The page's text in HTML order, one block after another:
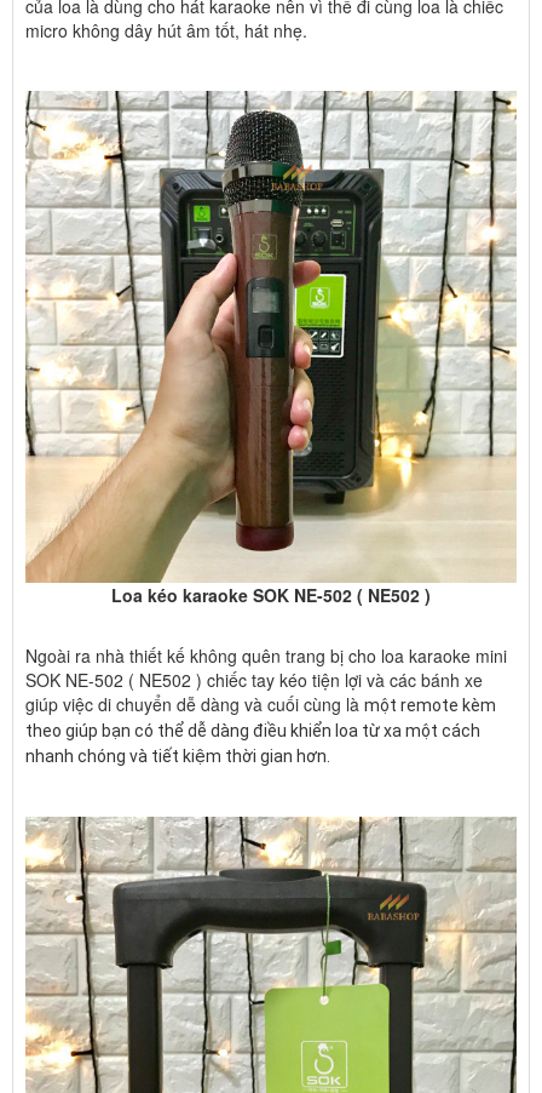
của loa là dùng cho hát karaoke nên vì thế đi cùng loa là chiếc
micro không dây hút âm tốt, hát nhẹ.
Loa kéo karaoke SOK NE-502 ( NE502 )
Ngoài ra nhà thiết kế không quên trang bị cho loa karaoke mini
SOK NE-502 ( NE502 ) chiếc tay kéo tiện lợi và các bánh xe
giúp việc di chuyển dễ dàng và cuối cùng là một remote kèm
theo giúp bạn có thể dễ dàng điều khiển loa từ xa một cách
nhanh chóng và tiết kiệm thời gian hơn.